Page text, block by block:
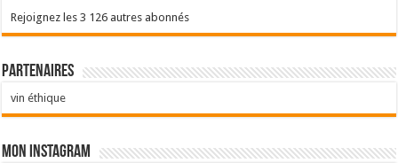
Rejoignez les 3 126 autres abonnés
Partenaires
vin éthique
Mon Instagram